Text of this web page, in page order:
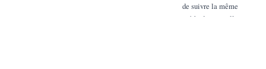
de suivre la même
méthode que celle